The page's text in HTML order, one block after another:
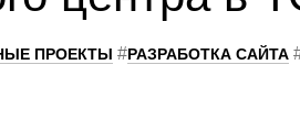
ПРОЕКТЫ #РАЗРАБОТКА САЙТА